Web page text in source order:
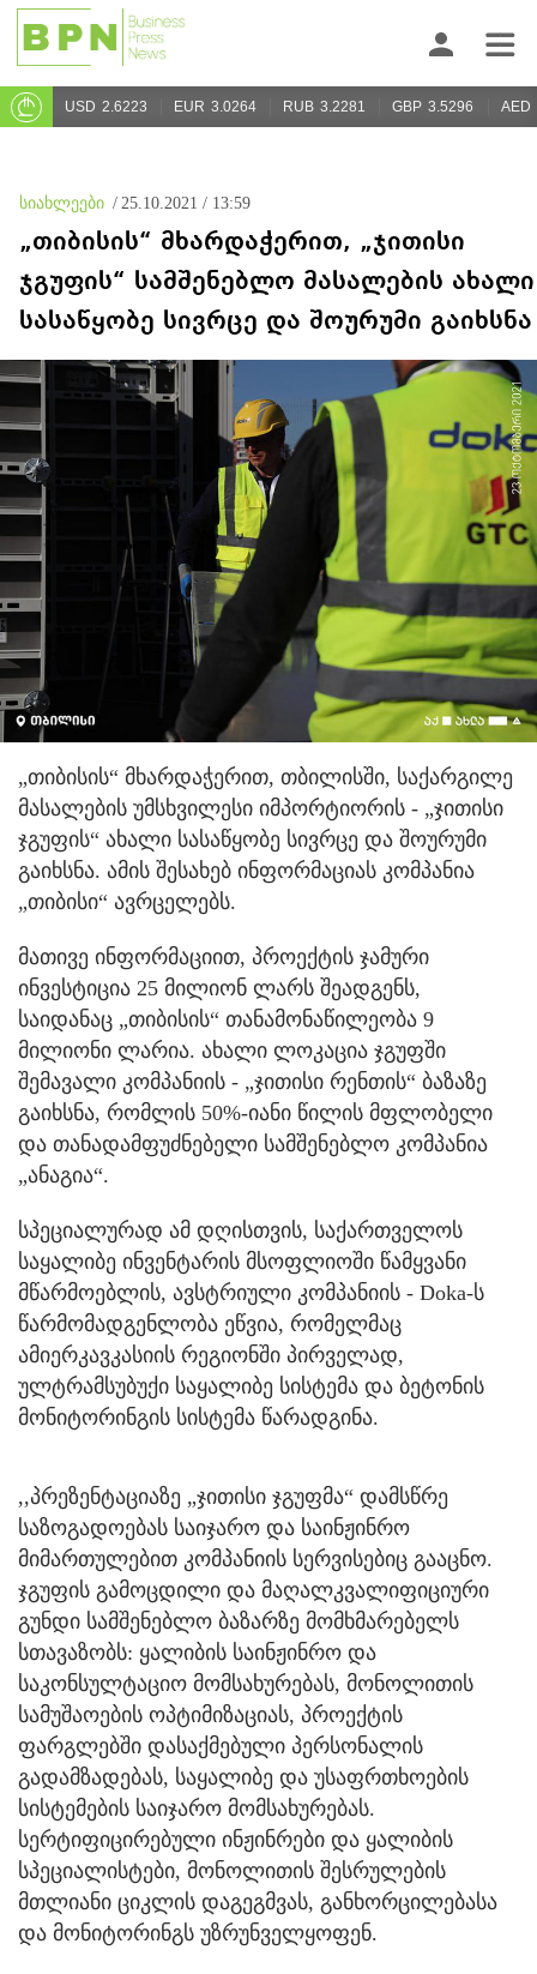
USD 2.6223 EUR 3.0264 RUB 3.2281 GBP 3.5296 AED
სიახლეები / 25.10.2021 / 13:59
„თიბისის“ მხარდაჭერით, „ჯითისი
ჯგუფის“ სამშენებლო მასალების ახალი
სასაწყობე სივრცე და შოურუმი გაიხსნა
„თიბისის“ მხარდაჭერით, თბილისში, საქარგილე
მასალების უმსხვილესი იმპორტიორის - „ჯითისი
ჯგუფის“ ახალი სასაწყობე სივრცე და შოურუმი
გაიხსნა. ამის შესახებ ინფორმაციას კომპანია
„თიბისი“ ავრცელებს.
მათივე ინფორმაციით, პროექტის ჯამური
ინვესტიცია 25 მილიონ ლარს შეადგენს,
საიდანაც „თიბისის“ თანამონაწილეობა 9
მილიონი ლარია. ახალი ლოკაცია ჯგუფში
შემავალი კომპანიის - „ჯითისი რენთის“ ბაზაზე
გაიხსნა, რომლის 50%-იანი წილის მფლობელი
და თანადამფუძნებელი სამშენებლო კომპანია
„ანაგია“.
სპეციალურად ამ დღისთვის, საქართველოს
საყალიბე ინვენტარის მსოფლიოში წამყვანი
მწარმოებლის, ავსტრიული კომპანიის - Doka-ს
წარმომადგენლობა ეწვია, რომელმაც
ამიერკავკასიის რეგიონში პირველად,
ულტრამსუბუქი საყალიბე სისტემა და ბეტონის
მონიტორინგის სისტემა წარადგინა.
,,პრეზენტაციაზე „ჯითისი ჯგუფმა“ დამსწრე
საზოგადოებას საიჯარო და საინჟინრო
მიმართულებით კომპანიის სერვისებიც გააცნო.
ჯგუფის გამოცდილი და მაღალკვალიფიციური
გუნდი სამშენებლო ბაზარზე მომხმარებელს
სთავაზობს: ყალიბის საინჟინრო და
საკონსულტაციო მომსახურებას, მონოლითის
სამუშაოების ოპტიმიზაციას, პროექტის
ფარგლებში დასაქმებული პერსონალის
გადამზადებას, საყალიბე და უსაფრთხოების
სისტემების საიჯარო მომსახურებას.
სერტიფიცირებული ინჟინრები და ყალიბის
სპეციალისტები, მონოლითის შესრულების
მთლიანი ციკლის დაგეგმვას, განხორცილებასა
და მონიტორინგს უზრუნველყოფენ.